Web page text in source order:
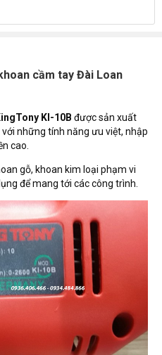
cầm tay Đài Loan
KI-10B được sản xuất
những tính năng ưu việt, nhập
cao.
gỗ, khoan kim loại phạm vi
để mang tới các công trình.